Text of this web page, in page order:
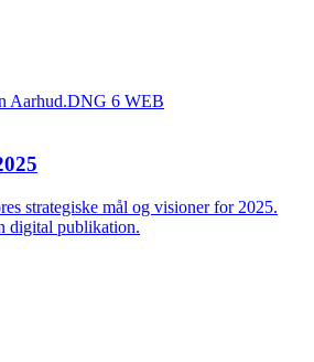
strategiske mål og visioner for 2025.
digital publikation.